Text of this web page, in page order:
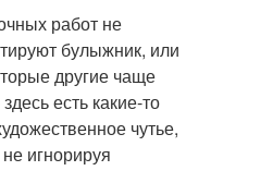
работ не
булыжник, или
другие чаще
есть какие-то
чутье,
игнорируя